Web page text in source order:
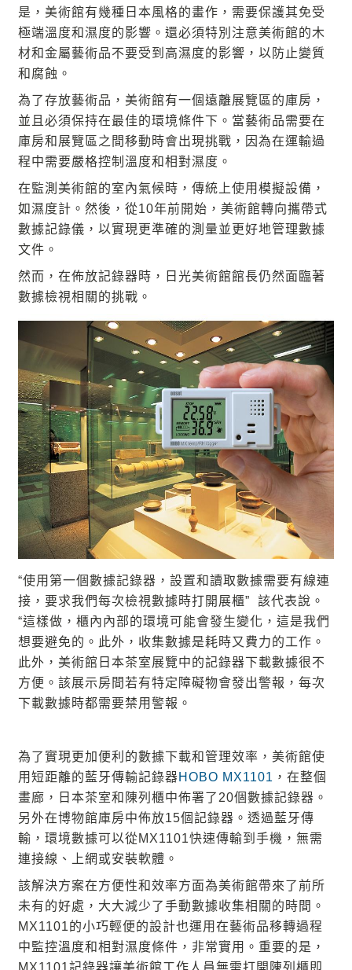
是，美術館有幾種日本風格的畫作，需要保護其免受
極端溫度和濕度的影響。還必須特別注意美術館的木
材和金屬藝術品不要受到高濕度的影響，以防止變質
和腐蝕。
為了存放藝術品，美術館有一個遠離展覽區的庫房，
並且必須保持在最佳的環境條件下。當藝術品需要在
庫房和展覽區之間移動時會出現挑戰，因為在運輸過
程中需要嚴格控制溫度和相對濕度。
在監測美術館的室內氣候時，傳統上使用模擬設備，
如濕度計。然後，從10年前開始，美術館轉向攜帶式
數據記錄儀，以實現更準確的測量並更好地管理數據
文件。
然而，在佈放記錄器時，日光美術館館長仍然面臨著
數據檢視相關的挑戰。
“使用第一個數據記錄器，設置和讀取數據需要有線連
接，要求我們每次檢視數據時打開展櫃” 該代表說。
“這樣做，櫃內內部的環境可能會發生變化，這是我們
想要避免的。此外，收集數據是耗時又費力的工作。
此外，美術館日本茶室展覽中的記錄器下載數據很不
方便。該展示房間若有特定障礙物會發出警報，每次
下載數據時都需要禁用警報。
為了實現更加便利的數據下載和管理效率，美術館使
用短距離的藍牙傳輸記錄器HOBO MX1101 ，在整個
畫廊，日本茶室和陳列櫃中佈署了20個數據記錄器。
另外在博物館庫房中佈放15個記錄器。 透過藍牙傳
輸，環境數據可以從MX1101快速傳輸到手機，無需
連接線、上網或安裝軟體。
該解決方案在方便性和效率方面為美術館帶來了前所
未有的好處，大大減少了手動數據收集相關的時間。
MX1101的小巧輕便的設計也運用在藝術品移轉過程
中監控溫度和相對濕度條件，非常實用。 重要的是，